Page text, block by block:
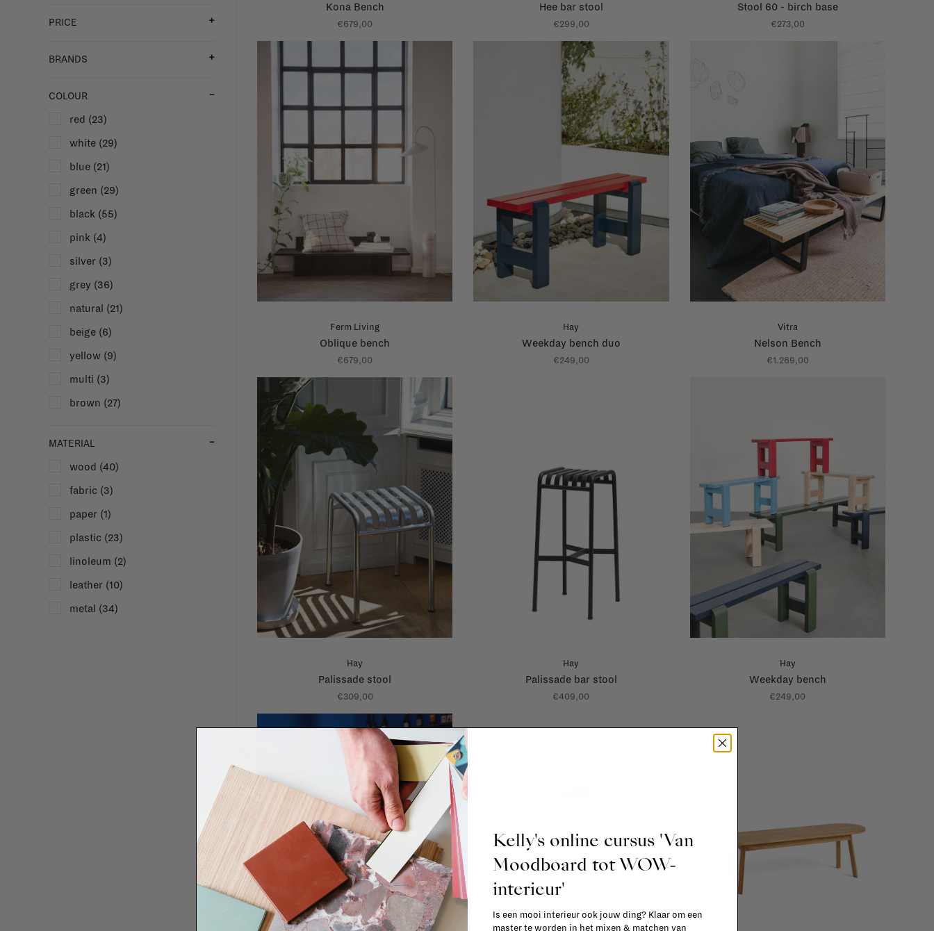
PRICE
BRANDS
COLOUR
red (23)
white (29)
blue (21)
green (29)
black (55)
pink (4)
silver (3)
grey (36)
natural (21)
beige (6)
yellow (9)
multi (3)
brown (27)
MATERIAL
wood (40)
fabric (3)
paper (1)
plastic (23)
linoleum (2)
leather (10)
metal (34)
Kona Bench
€679,00
Hee bar stool
€299,00
Stool 60 - birch base
€273,00
Ferm Living
Oblique bench
€679,00
Hay
Weekday bench duo
€249,00
Vitra
Nelson Bench
€1.269,00
Hay
Palissade stool
€309,00
Hay
Palissade bar stool
€409,00
Hay
Weekday bench
€249,00
Kelly's online cursus 'Van
Moodboard tot WOW-
interieur'
Is een mooi interieur ook jouw ding? Klaar om een
master te worden in het mixen & matchen van